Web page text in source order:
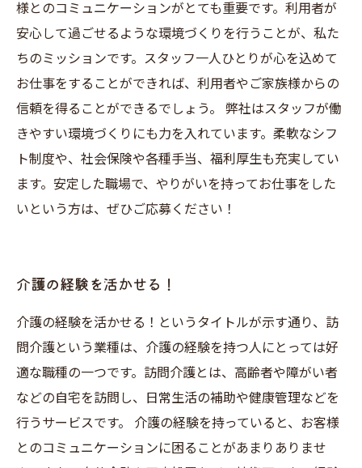
様とのコミュニケーションがとても重要です。利用者が
安心して過ごせるような環境づくりを行うことが、私た
ちのミッションです。スタッフ一人ひとりが心を込めて
お仕事をすることができれば、利用者やご家族様からの
信頼を得ることができるでしょう。 弊社はスタッフが働
きやすい環境づくりにも力を入れています。柔軟なシフ
ト制度や、社会保険や各種手当、福利厚生も充実してい
ます。安定した職場で、やりがいを持ってお仕事をした
いという方は、ぜひご応募ください！
介護の経験を活かせる！
介護の経験を活かせる！というタイトルが示す通り、訪
問介護という業種は、介護の経験を持つ人にとっては好
適な職種の一つです。訪問介護とは、高齢者や障がい者
などの自宅を訪問し、日常生活の補助や健康管理などを
行うサービスです。 介護の経験を持っていると、お客様
とのコミュニケーションに困ることがあまりありませ